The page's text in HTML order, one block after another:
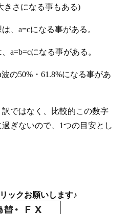
きさになる事もある)
、a=cになる事がある。
a=b=cになる事がある。
の50%・61.8%になる事があ
訳ではなく、比較的この数字
ぎないので、1つの目安とし
ックお願いします♪